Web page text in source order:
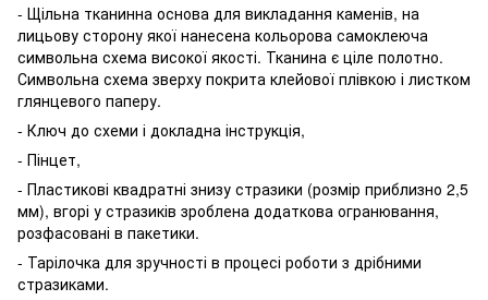
- Щільна тканинна основа для викладання каменів, на
лицьову сторону якої нанесена кольорова самоклеюча
символьна схема високої якості. Тканина є ціле полотно.
Символьна схема зверху покрита клейової плівкою і листком
глянцевого паперу.
- Ключ до схеми і докладна інструкція,
- Пінцет,
- Пластикові квадратні знизу стразики (розмір приблизно 2,5
мм), вгорі у стразиків зроблена додаткова огранювання,
розфасовані в пакетики.
- Тарілочка для зручності в процесі роботи з дрібними
стразиками.